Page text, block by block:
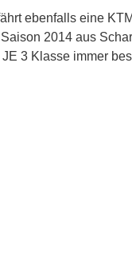
ebenfalls eine
2014 aus
3 Klasse immer